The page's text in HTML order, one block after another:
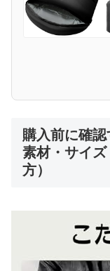
購入前に確認
素材・サイ
方）